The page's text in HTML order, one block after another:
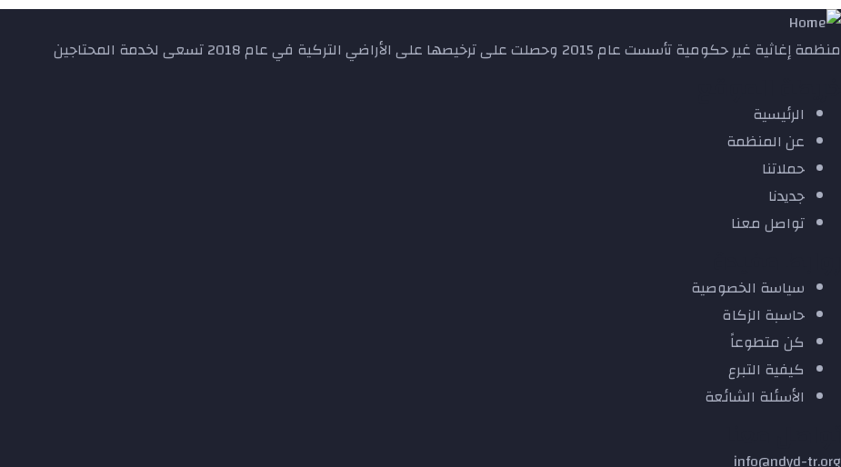
منظمة إغاثية غير حكومية تأسست عام 2015 وحصلت على ترخيصها على الأراضي التركية في عام 2018 تسعى لخدمة المحتاجين
الرئيسية
عن المنظمة
حملاتنا
جديدنا
تواصل معنا
سياسة الخصوصية
حاسبة الزكاة
كن متطوعاً
كيفية التبرع
الأسئلة الشائعة
info@ndyd-tr.org